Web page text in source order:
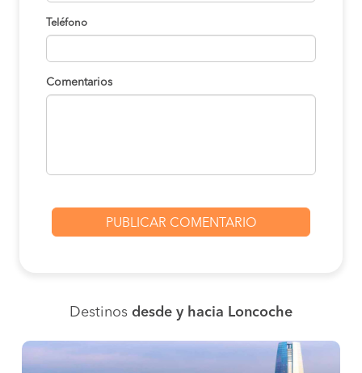
Teléfono
Comentarios
Destinos desde y hacia Loncoche